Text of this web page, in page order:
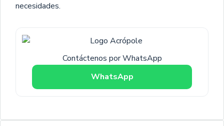
necesidades.
Contáctenos por WhatsApp
WhatsApp